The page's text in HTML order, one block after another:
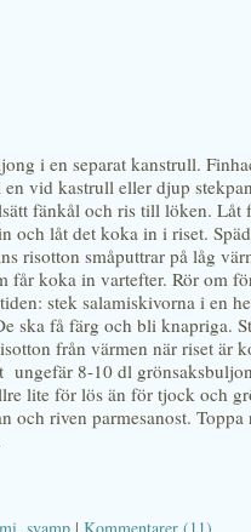
i en separat kanstrull.
vid kastrull eller djup
fänkål och ris till löken. Låt
och låt det koka in i riset.
risotton småputtrar på låg
får koka in vartefter. Rör om
stek salamiskivorna i en
ska få färg och bli knapriga.
från värmen när riset är
ungefär 8-10 dl
lite för lös än för tjock och
och riven parmesanost.